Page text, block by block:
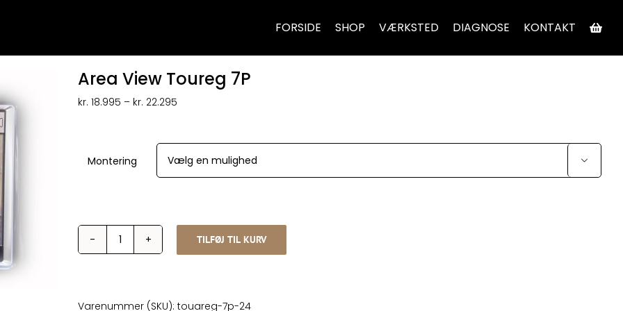
FORSIDE SHOP VÆRKSTED DIAGNOSE KONTAKT
Area View Toureg 7P
kr. 18.995 – kr. 22.295
kr. 22.295
Montering

Area
antal
TILFØJ TIL KURV
Varenummer (SKU): touareg-7p-24